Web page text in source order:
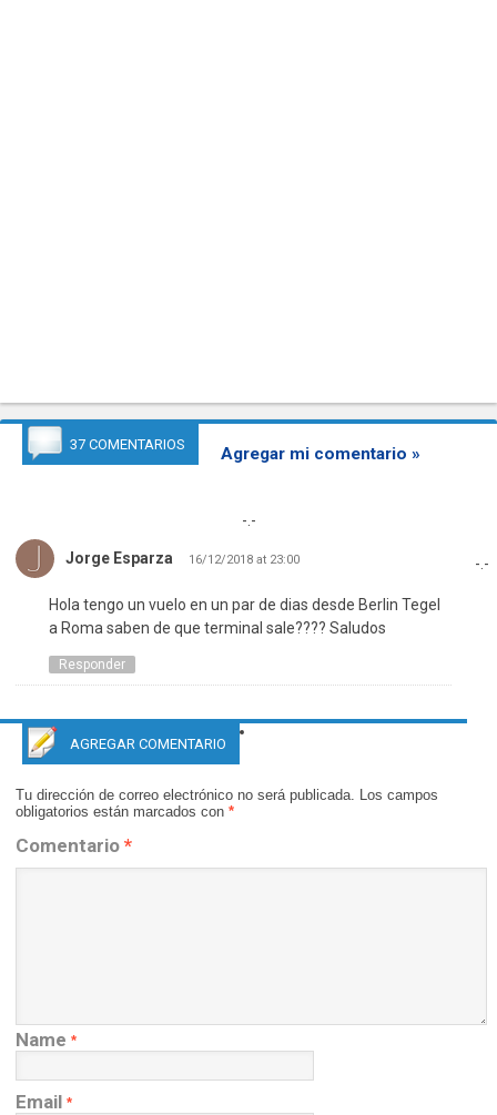
37 COMENTARIOS Agregar mi comentario »
-.-
Jorge Esparza 16/12/2018 at 23:00
Hola tengo un vuelo en un par de dias desde Berlin Tegel
a Roma saben de que terminal sale???? Saludos
Responder
-.-
AGREGAR COMENTARIO
Tu dirección de correo electrónico no será publicada. Los campos
obligatorios están marcados con *
Comentario *
Name *
Email *